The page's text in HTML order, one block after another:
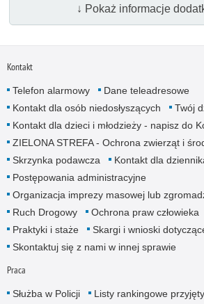
↓ Pokaż informacje
Kontakt
Telefon alarmowy
Dane teleadresowe
Kontakt dla osób niedosłyszących
Twój
Kontakt dla dzieci i młodzieży - napisz do
ZIELONA STREFA - Ochrona zwierząt i
Skrzynka podawcza
Kontakt dla
Postępowania administracyjne
Organizacja imprezy masowej lub
Ruch Drogowy
Ochrona praw człowieka
Praktyki i staże
Skargi i wnioski
Skontaktuj się z nami w innej sprawie
Praca
Służba w Policji
Listy rankingowe